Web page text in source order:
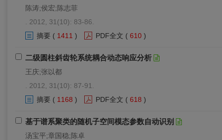
陈涛;侯宏;陈志菲
. 2012, 31(10): 83-86.
摘要 ( 1411 ) PDF全文 ( 610 )
二级圆柱斜齿轮系统耦合动态响应分析
王庆;张以都
. 2012, 31(10): 87-91.
摘要 ( 1168 ) PDF全文 ( 618 )
基于谱系聚类的随机子空间模态参数自动识别
汤宝平;章国稳;陈卓